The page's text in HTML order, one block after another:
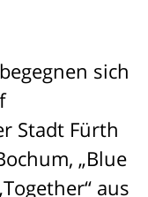
sich
Stadt Fürth
„Blue
aus